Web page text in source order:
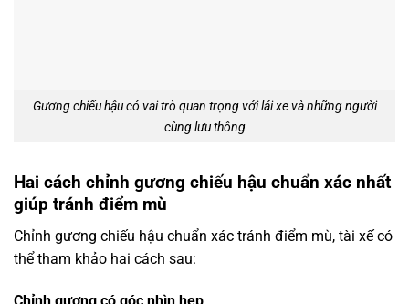
Gương chiếu hậu có vai trò quan trọng với lái xe và những người
cùng lưu thông
Hai cách chỉnh gương chiếu hậu chuẩn xác nhất
giúp tránh điểm mù
Chỉnh gương chiếu hậu chuẩn xác tránh điểm mù, tài xế có
thể tham khảo hai cách sau: